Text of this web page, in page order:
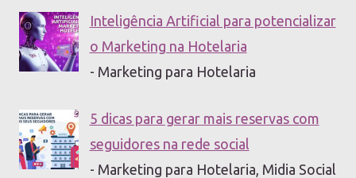
Inteligência Artificial para potencializar
o Marketing na Hotelaria
- Marketing para Hotelaria
5 dicas para gerar mais reservas com
seguidores na rede social
- Marketing para Hotelaria, Midia Social